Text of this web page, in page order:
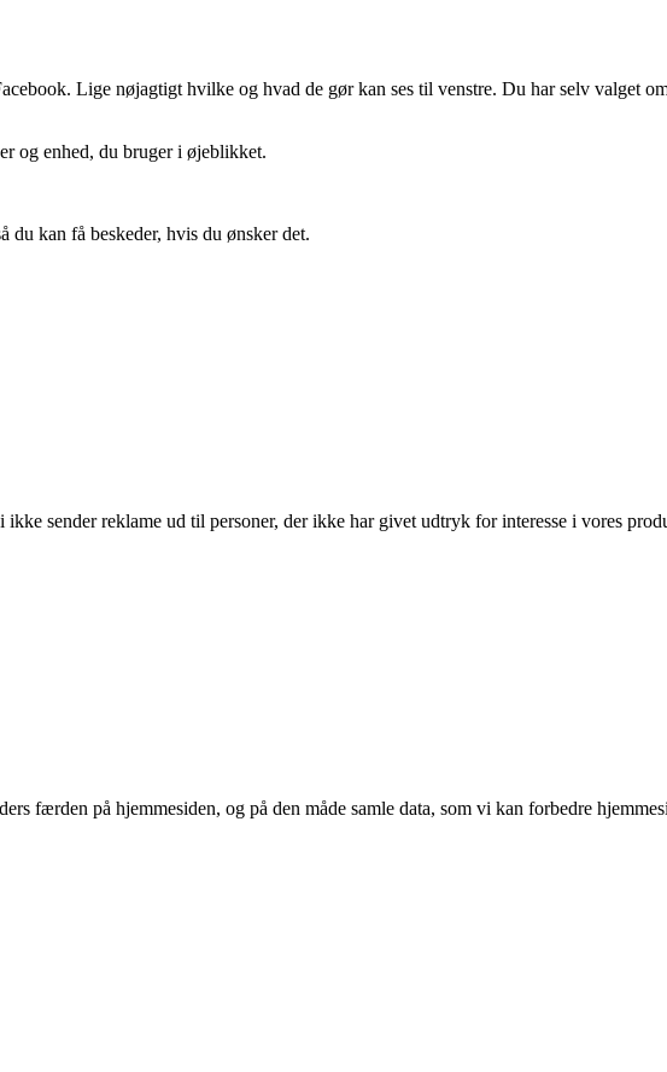
Lige nøjagtigt hvilke og hvad de gør kan ses til venstre. Du har selv valget
og enhed, du bruger i øjeblikket.
kan få beskeder, hvis du ønsker det.
sender reklame ud til personer, der ikke har givet udtryk for interesse i vores
færden på hjemmesiden, og på den måde samle data, som vi kan forbedre